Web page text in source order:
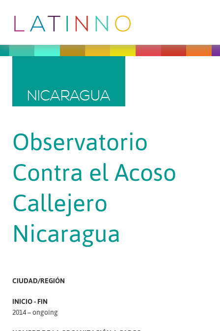
NICARAGUA
Observatorio
Contra el Acoso
Callejero
Nicaragua
CIUDAD/REGIÓN
INICIO - FIN
2014 – ongoing